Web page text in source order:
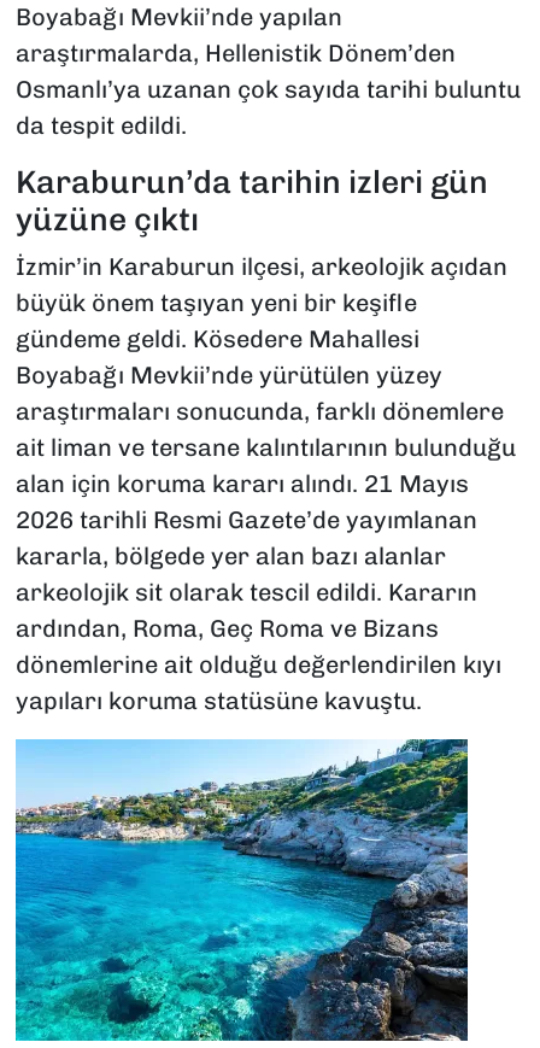
Boyabağı Mevkii’nde yapılan
araştırmalarda, Hellenistik Dönem’den
Osmanlı’ya uzanan çok sayıda tarihi buluntu
da tespit edildi.
Karaburun’da tarihin izleri gün
yüzüne çıktı
İzmir’in Karaburun ilçesi, arkeolojik açıdan
büyük önem taşıyan yeni bir keşifle
gündeme geldi. Kösedere Mahallesi
Boyabağı Mevkii’nde yürütülen yüzey
araştırmaları sonucunda, farklı dönemlere
ait liman ve tersane kalıntılarının bulunduğu
alan için koruma kararı alındı. 21 Mayıs
2026 tarihli Resmi Gazete’de yayımlanan
kararla, bölgede yer alan bazı alanlar
arkeolojik sit olarak tescil edildi. Kararın
ardından, Roma, Geç Roma ve Bizans
dönemlerine ait olduğu değerlendirilen kıyı
yapıları koruma statüsüne kavuştu.